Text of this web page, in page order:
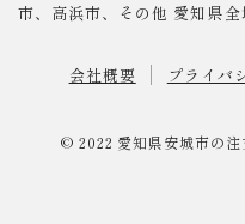
市、高浜市、その他 愛知県全
会社概要 プライバ
© 2022 愛知県安城市の